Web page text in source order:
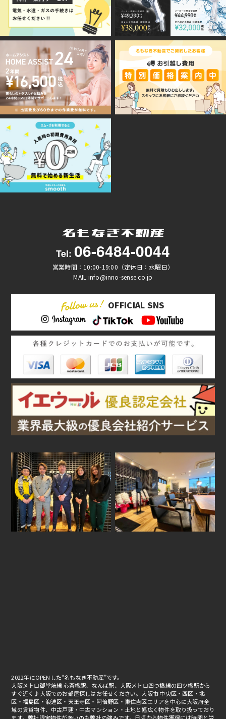
Tel: 06-6484-0044
営業時間：10:00-19:00（定休日：水曜日）
MAIL:info@inno-sense.co.jp
OFFICIAL SNS
2022年にOPENした“名もなき不動産”です。
大阪メトロ御堂筋線 心斎橋駅、なんば駅、大阪メトロ四つ橋線の四ツ橋駅から
すぐ近く♪大阪でのお部屋探しはお任せください。大阪市 中央区・西区・北
区・福島区・浪速区・天王寺区・阿倍野区・東住吉区エリアを中心に大阪府全
域の賃貸物件、中古戸建・中古マンション・土地と幅広く物件を取り扱っており